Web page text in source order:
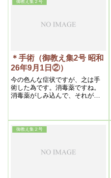
御教え集２号
＊手術（御教え集2号 昭和
26年9月1日②）
今の色んな症状ですが、之は手
術した為です。消毒薬ですね。
消毒薬がしみ込んで、それが出
した人は必ず、相当ひどい痛み
があります
御教え集２号